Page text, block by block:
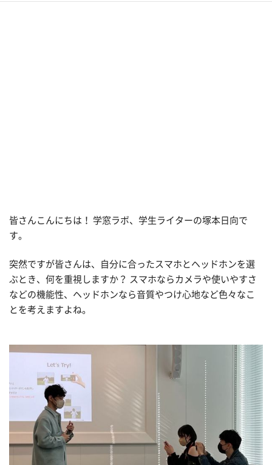
皆さんこんにちは！ 学窓ラボ、学生ライターの塚本日向で
す。
突然ですが皆さんは、自分に合ったスマホとヘッドホンを選
ぶとき、何を重視しますか？ スマホならカメラや使いやすさ
などの機能性、ヘッドホンなら音質やつけ心地など色々なこ
とを考えますよね。